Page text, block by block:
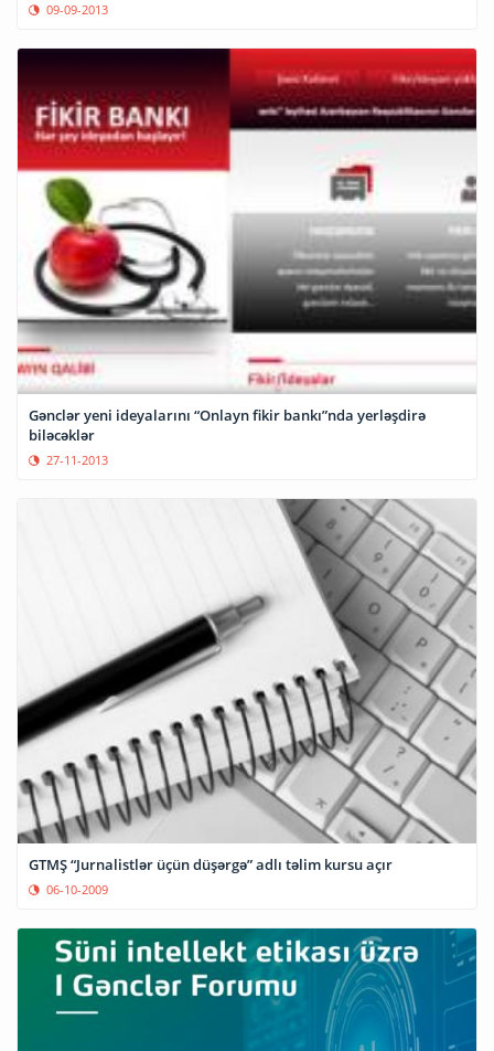
09-09-2013
Gənclər yeni ideyalarını “Onlayn fikir bankı”nda yerləşdirə
biləcəklər
27-11-2013
GTMŞ “Jurnalistlər üçün düşərgə” adlı təlim kursu açır
06-10-2009